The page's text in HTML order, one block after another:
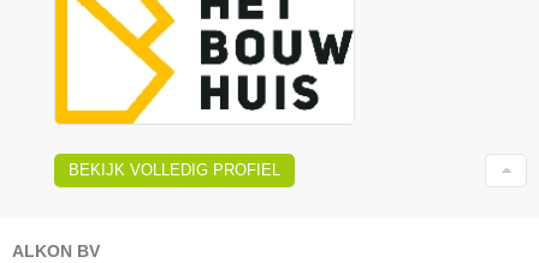
BEKIJK VOLLEDIG PROFIEL
ALKON BV